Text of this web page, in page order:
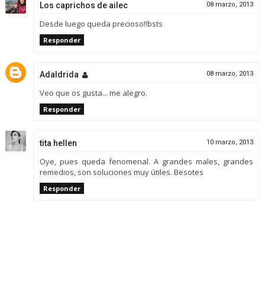
Los caprichos de ailec 08 marzo, 2013
Desde luego queda precioso!!bsts
Responder
Adaldrida 08 marzo, 2013
Veo que os gusta... me alegro.
Responder
tita hellen 10 marzo, 2013
Oye, pues queda fenomenal. A grandes males, grandes
remedios, son soluciones muy útiles. Besotes
Responder